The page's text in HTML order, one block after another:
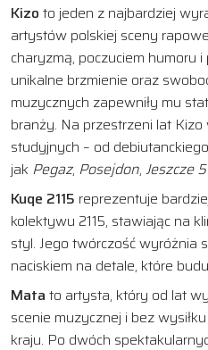
Kizo to jeden z najbardziej
artystów polskiej sceny
charyzmą, poczuciem humoru
unikalne brzmienie oraz
muzycznych zapewniły mu
branży. Na przestrzeni lat
studyjnych – od debiutanckiego
jak Pegaz, Posejdon, Jeszcze
Kuqe 2115 reprezentuje
kolektywu 2115, stawiając na
styl. Jego twórczość wyróżnia
naciskiem na detale, które
Mata to artysta, który od lat
scenie muzycznej i bez
kraju. Po dwóch